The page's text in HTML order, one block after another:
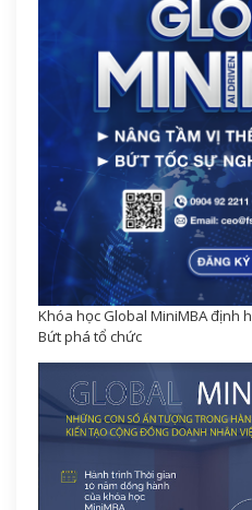
Khóa học Global MiniMBA định
Bứt phá tổ chức